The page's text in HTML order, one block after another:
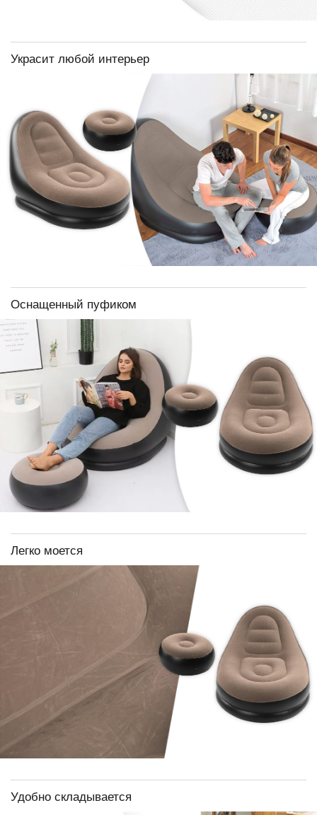
Украсит любой интерьер
Оснащенный пуфиком
Легко моется
Удобно складывается